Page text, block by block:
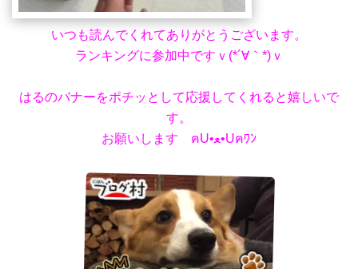
いつも読んでくれてありがとうございます。
ランキングに参加中ですｖ(*´∀｀*)ｖ
はるのバナーをポチッとして応援してくれると嬉しいで
す。
お願いします ฅU•ﻌ•Uฅﾜﾝ